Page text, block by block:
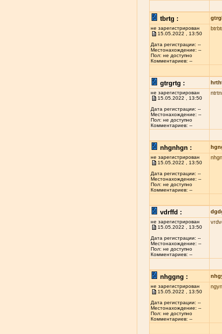
tbrtg :
не зарегистрирован
15.05.2022 , 13:50
Дата регистрации: --
Местонахождение: --
Пол: не доступно
Комментариев: --
gtrgrtg :
не зарегистрирован
15.05.2022 , 13:50
Дата регистрации: --
Местонахождение: --
Пол: не доступно
Комментариев: --
nhgnhgn :
не зарегистрирован
15.05.2022 , 13:50
Дата регистрации: --
Местонахождение: --
Пол: не доступно
Комментариев: --
vdrffd :
не зарегистрирован
15.05.2022 , 13:50
Дата регистрации: --
Местонахождение: --
Пол: не доступно
Комментариев: --
nhggng :
не зарегистрирован
15.05.2022 , 13:50
Дата регистрации: --
Местонахождение: --
Пол: не доступно
Комментариев: --